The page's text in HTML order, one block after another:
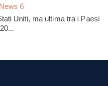
News 6
Uniti, ma ultima tra i Paesi